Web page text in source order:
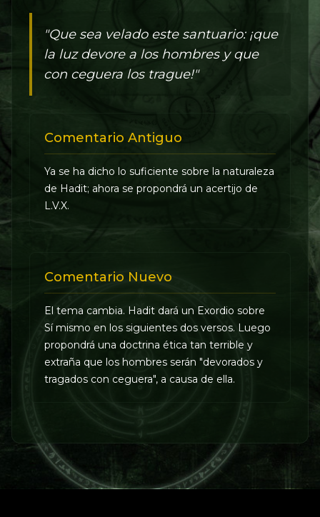
"Que sea velado este santuario: ¡que
la luz devore a los hombres y que
con ceguera los trague!"
Comentario Antiguo
Ya se ha dicho lo suficiente sobre la naturaleza
de Hadit; ahora se propondrá un acertijo de
L.V.X.
Comentario Nuevo
El tema cambia. Hadit dará un Exordio sobre
Sí mismo en los siguientes dos versos. Luego
propondrá una doctrina ética tan terrible y
extraña que los hombres serán "devorados y
tragados con ceguera", a causa de ella.